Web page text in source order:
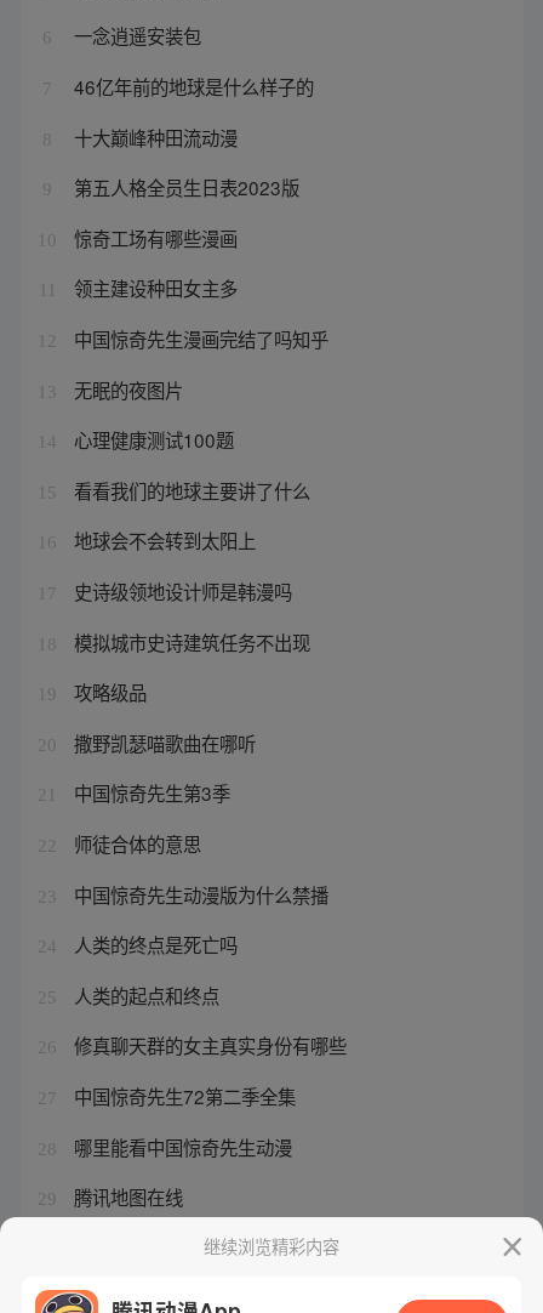
6 一念逍遥安装包
7 46亿年前的地球是什么样子的
8 十大巅峰种田流动漫
9 第五人格全员生日表2023版
10 惊奇工场有哪些漫画
领主建设种田女主多
12 中国惊奇先生漫画完结了吗知乎
13 无眠的夜图片
14 心理健康测试100题
15 看看我们的地球主要讲了什么
16 地球会不会转到太阳上
17 史诗级领地设计师是韩漫吗
18 模拟城市史诗建筑任务不出现
19 攻略级品
20 撒野凯瑟喵歌曲在哪听
21 中国惊奇先生第3季
22 师徒合体的意思
23 中国惊奇先生动漫版为什么禁播
24 人类的终点是死亡吗
25 人类的起点和终点
26 修真聊天群的女主真实身份有哪些
27 中国惊奇先生72第二季全集
28 哪里能看中国惊奇先生动漫
29 腾讯地图在线
继续浏览精彩内容